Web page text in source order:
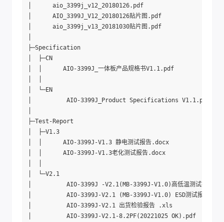
│      aio_3399j_v12_20180126.pdf
│      AIO_3399J_V12_20180126贴片图.pdf
│      aio_3399j_v13_20181030贴片图.pdf
├─Specification
│  ├─CN
│  │      AIO-3399J_一体板产品规格书V1.1.pdf
│  └─EN
│          AIO-3399J_Product Specifications V1.1.pdf
├─Test-Report
│  ├─V1.3
│  │      AIO-3399J-V1.3 静电测试报告.docx
│  │      AIO-3399J-V1.3老化测试报告.docx
│  └─V2.1
│          AIO-3399J -V2.1(MB-3399J-V1.0)高低温测试报告
│          AIO-3399J-V2.1 (MB-3399J-V1.0) ESD测试报告
│          AIO-3399J-V2.1 出货检验报告 .xls
│          AIO-3399J-V2.1-8.2PF(20221025 OK).pdf